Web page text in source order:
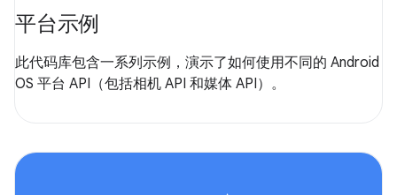
平台示例
此代码库包含一系列示例，演示了如何使用不同的 Android
OS 平台 API（包括相机 API 和媒体 API）。